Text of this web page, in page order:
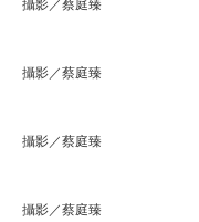
攝影／蔡庭臻
攝影／蔡庭臻
攝影／蔡庭臻
攝影／蔡庭臻